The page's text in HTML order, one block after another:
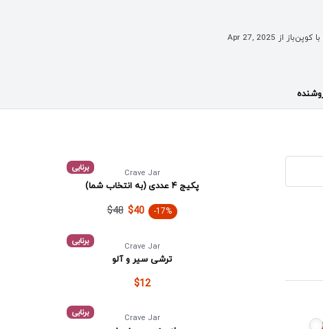
کوپن‌باز از Apr 27, 2025
برنابی Crave Jar
پکیج ۴ عددی (به انتخاب شما)
$48 $40 -17%
برنابی Crave Jar
ترشی سیر و آلو
$12
برنابی Crave Jar